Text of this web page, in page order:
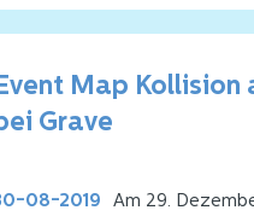
Map Kollision
Grave
08-2019
Am 29.